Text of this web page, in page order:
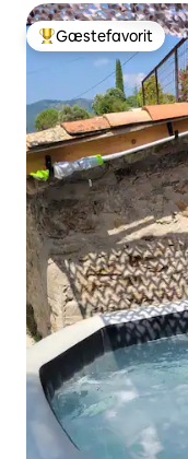
Bedste gæstefavorit
Gæstefavorit